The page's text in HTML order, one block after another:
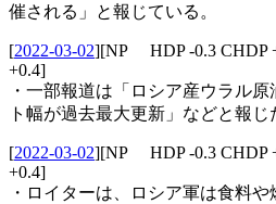
催される」と報じている。
[2022-03-02][NP HDP -0.3 CHDP
+0.4]
・一部報道は「ロシア産ウラル
ト幅が過去最大更新」などと報じ
[2022-03-02][NP HDP -0.3 CHDP
+0.4]
・ロイターは、ロシア軍は食料